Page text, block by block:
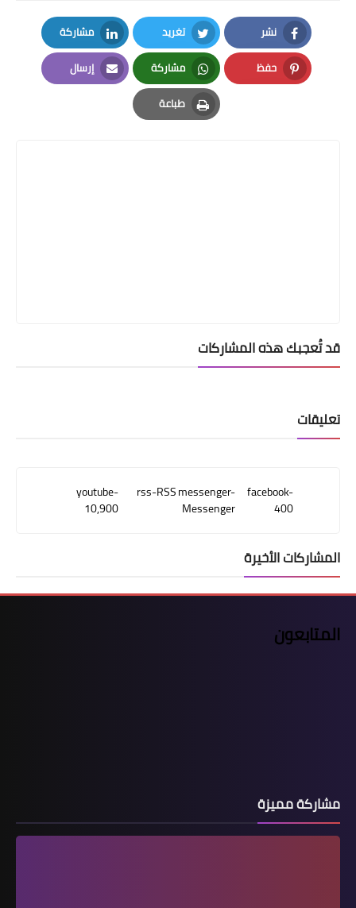
نشر
Facebook
تغريد
Twitter
مشاركة
LinkedIn
حفظ
Pinterest
مشاركة
Whatsapp
إرسال
Email
طباعة
Print
قد تُعجبك هذه المشاركات
تعليقات
facebook-
400
messenger-
Messenger
rss-RSS
youtube-
10,900
المشاركات الأخيرة
المتابعون
مشاركة مميزة